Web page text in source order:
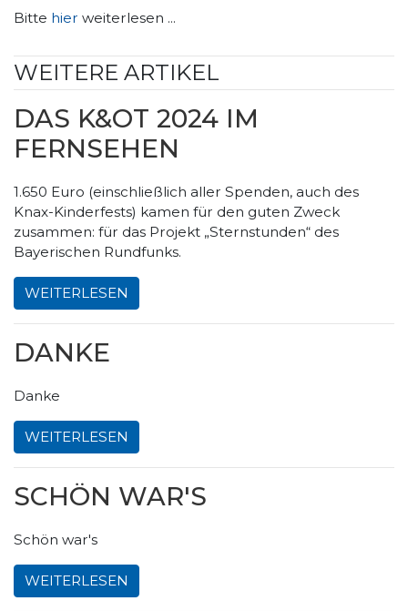
Bitte hier weiterlesen ...
WEITERE ARTIKEL
DAS K&OT 2024 IM
FERNSEHEN
1.650 Euro (einschließlich aller Spenden, auch des
Knax-Kinderfests) kamen für den guten Zweck
zusammen: für das Projekt „Sternstunden“ des
Bayerischen Rundfunks.
WEITERLESEN
DANKE
Danke
WEITERLESEN
SCHÖN WAR'S
Schön war's
WEITERLESEN